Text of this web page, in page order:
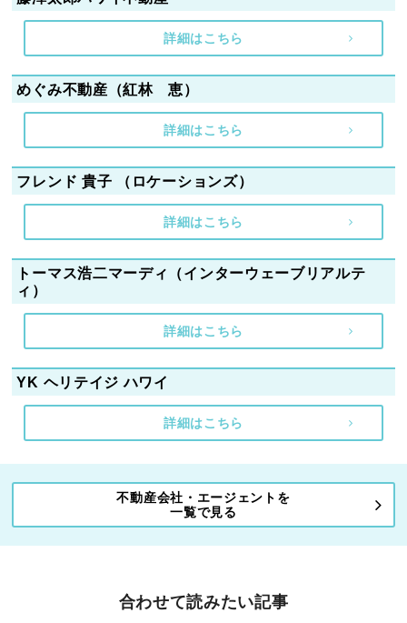
詳細はこちら
めぐみ不動産（紅林 恵）
詳細はこちら
フレンド 貴子 （ロケーションズ）
詳細はこちら
トーマス浩二マーディ（インターウェーブリアルテ
ィ）
詳細はこちら
YK ヘリテイジ ハワイ
詳細はこちら
不動産会社・エージェントを
一覧で見る
合わせて読みたい記事